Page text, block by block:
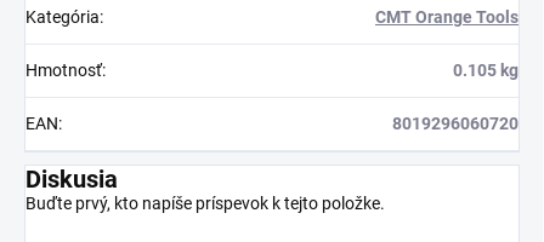
Kategória: CMT Orange Tools
Hmotnosť: 0.105 kg
EAN: 8019296060720
Diskusia
Buďte prvý, kto napíše príspevok k tejto položke.